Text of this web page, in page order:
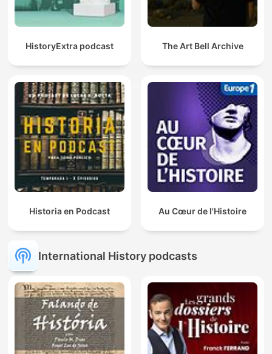
HistoryExtra podcast The Art Bell Archive
Historia en Podcast Au Cœur de l'Histoire
International History podcasts